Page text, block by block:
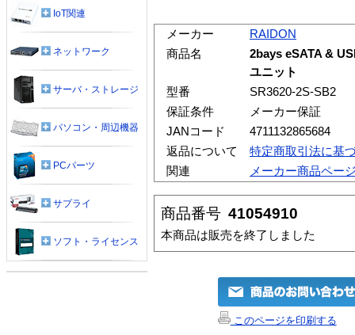
メーカー
RAIDON
商品名
2bays eSATA &
ユニット
型番
SR3620-2S-SB2
保証条件
メーカー保証
JANコード
4711132865684
返品について
特定商取引法に基
関連
メーカー商品ペー
商品番号 41054910
本商品は販売を終了しました
このページを印刷する
IoT関連
ネットワーク
サーバ・ストレージ
パソコン・周辺機器
PCパーツ
サプライ
ソフト・ライセンス